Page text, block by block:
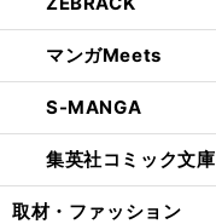
マンガMeets
S-MANGA
集英社コミック文庫
取材・ファッション